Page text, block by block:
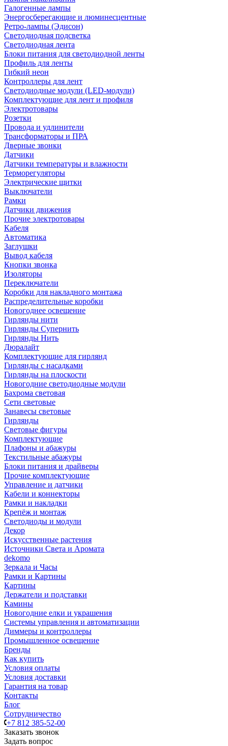
Галогенные лампы
Энергосберегающие и люминесцентные
Ретро-лампы (Эдисон)
Светодиодная подсветка
Светодиодная лента
Блоки питания для светодиодной ленты
Профиль для ленты
Гибкий неон
Контроллеры для лент
Светодиодные модули (LED-модули)
Комплектующие для лент и профиля
Электротовары
Розетки
Провода и удлинители
Трансформаторы и ПРА
Дверные звонки
Датчики
Датчики температуры и влажности
Терморегуляторы
Электрические щитки
Выключатели
Рамки
Датчики движения
Прочие электротовары
Кабеля
Автоматика
Заглушки
Вывод кабеля
Кнопки звонка
Изоляторы
Переключатели
Коробки для накладного монтажа
Распределительные коробки
Новогоднее освещение
Гирлянды нити
Гирлянды Супернить
Гирлянды Нить
Дюралайт
Комплектующие для гирлянд
Гирлянды с насадками
Гирлянды на плоскости
Новогодние светодиодные модули
Бахрома световая
Сети световые
Занавесы световые
Гирлянды
Световые фигуры
Комплектующие
Плафоны и абажуры
Текстильные абажуры
Блоки питания и драйверы
Прочие комплектующие
Управление и датчики
Кабели и коннекторы
Рамки и накладки
Крепёж и монтаж
Светодиоды и модули
Декор
Искусственные растения
Источники Света и Аромата
dekomo
Зеркала и Часы
Рамки и Картины
Картины
Держатели и подставки
Камины
Новогодние елки и украшения
Системы управления и автоматизации
Диммеры и контроллеры
Промышленное освещение
Бренды
Как купить
Условия оплаты
Условия доставки
Гарантия на товар
Контакты
Блог
Сотрудничество
+7 812 385-52-00
Заказать звонок
Задать вопрос